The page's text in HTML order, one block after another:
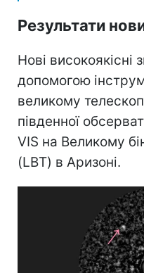
Результати
Нові високоякісні
допомогою
великому
південної
VIS на Великому
(LBT) в Аризоні.